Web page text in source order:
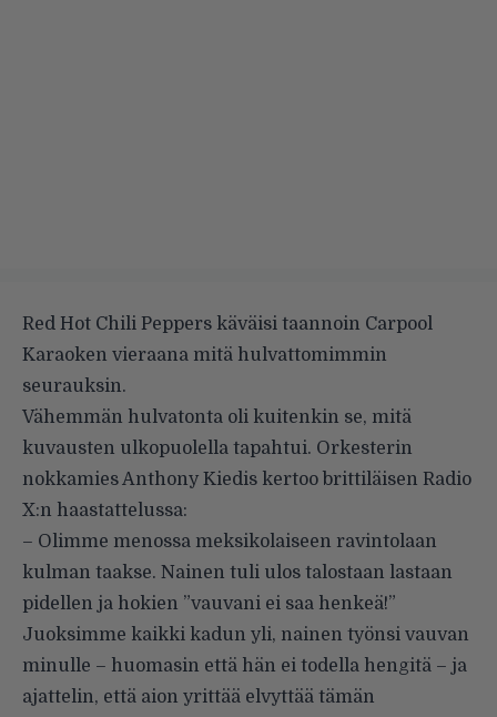
Red Hot Chili Peppers käväisi taannoin Carpool
Karaoken vieraana mitä hulvattomimmin
seurauksin.
Vähemmän hulvatonta oli kuitenkin se, mitä
kuvausten ulkopuolella tapahtui. Orkesterin
nokkamies Anthony Kiedis kertoo brittiläisen Radio
X:n haastattelussa:
– Olimme menossa meksikolaiseen ravintolaan
kulman taakse. Nainen tuli ulos talostaan lastaan
pidellen ja hokien ”vauvani ei saa henkeä!”
Juoksimme kaikki kadun yli, nainen työnsi vauvan
minulle – huomasin että hän ei todella hengitä – ja
ajattelin, että aion yrittää elvyttää tämän